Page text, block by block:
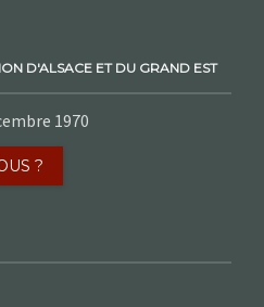
D'ALSACE ET DU GRAND EST
1970
?